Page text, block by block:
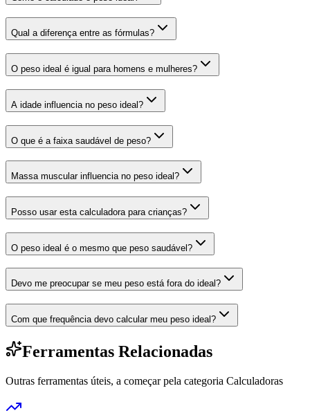
Qual a diferença entre as fórmulas?
O peso ideal é igual para homens e mulheres?
A idade influencia no peso ideal?
O que é a faixa saudável de peso?
Massa muscular influencia no peso ideal?
Posso usar esta calculadora para crianças?
O peso ideal é o mesmo que peso saudável?
Devo me preocupar se meu peso está fora do ideal?
Com que frequência devo calcular meu peso ideal?
Ferramentas Relacionadas
Outras ferramentas úteis, a começar pela categoria Calculadoras